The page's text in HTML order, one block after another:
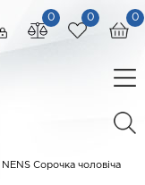
0
0
0
NENS Сорочка чоловіча